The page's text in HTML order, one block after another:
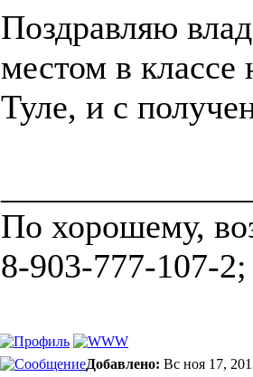
Поздравляю
местом в
Туле, и с
По хорошему,
8-903-777-107-
Добавлено: Вс ноя 17,